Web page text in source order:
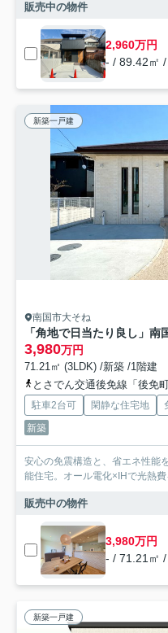
販売中の物件
2,960万円
- / 89.42㎡
新築一戸建
南国市大そね
3,980万円
71.21㎡ (3LDK) /新築 /1階建
とさでん交通後免線「後免
駐車2台可 閑静な住宅地
新築
安心の免震構造と、省エネ性能
能住宅。オール電化×IHで光熱
販売中の物件
3,980万円
- / 71.21㎡
新築一戸建